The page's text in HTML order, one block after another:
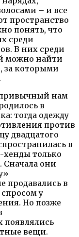
– и все
пространство
понять, что
среди
В них среди
можно найти
которыми
нам
в
тогда одежду
против
двадцатого
в
хенды только
Сначала они
продавались в
у
Но позже
появлялись
вещи.